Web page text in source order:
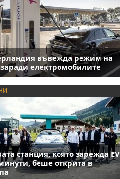
въвежда режим на
заради електромобилите
станция, която зарежда EV
беше открита в